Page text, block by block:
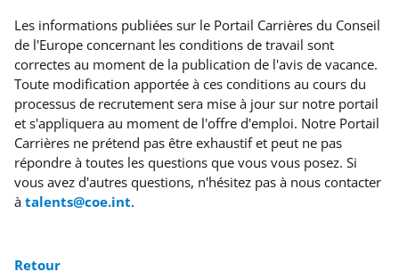
Les informations publiées sur le Portail Carrières du Conseil
de l'Europe concernant les conditions de travail sont
correctes au moment de la publication de l'avis de vacance.
Toute modification apportée à ces conditions au cours du
processus de recrutement sera mise à jour sur notre portail
et s'appliquera au moment de l'offre d'emploi. Notre Portail
Carrières ne prétend pas être exhaustif et peut ne pas
répondre à toutes les questions que vous vous posez. Si
vous avez d'autres questions, n'hésitez pas à nous contacter
à talents@coe.int.
Retour